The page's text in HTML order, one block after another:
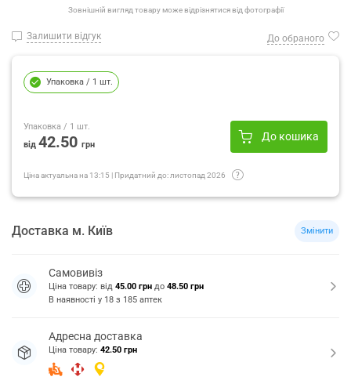
Зовнішній вигляд товару може відрізнятися від фотографії
Залишити відгук До обраного
Упаковка / 1 шт.
Упаковка / 1 шт.
від 42.50 грн
До кошика
Ціна актуальна на 13:15 | Придатний до: листопад 2026
Доставка м. Київ Змінити
Самовивіз
Ціна товару: від 45.00 грн до 48.50 грн
В наявності у 18 з 185 аптек
Адресна доставка
Ціна товару: 42.50 грн